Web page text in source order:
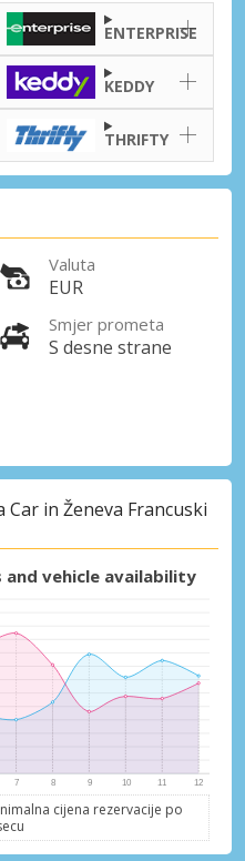
ponudama naših
eLinka
ENTERPRISE
KEDDY
THRIFTY
Valuta
EUR
Smjer prometa
S desne strane
in Ženeva Francuski
vehicle availability
cijena rezervacije po